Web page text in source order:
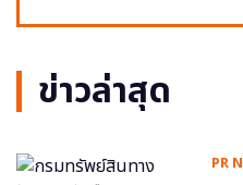
ข่าวล่าสุด
PR